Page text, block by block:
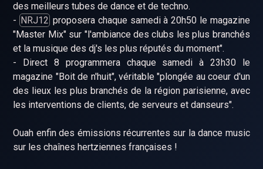
des meilleurs tubes de dance et de techno.
- NRJ12 proposera chaque samedi à 20h50 le magazine
"Master Mix" sur "l'ambiance des clubs les plus branchés
et la musique des dj's les plus réputés du moment".
- Direct 8 programmera chaque samedi à 23h30 le
magazine "Boit de n'huit", véritable "plongée au coeur d'un
des lieux les plus branchés de la région parisienne, avec
les interventions de clients, de serveurs et danseurs".
Ouah enfin des émissions récurrentes sur la dance music
sur les chaînes hertziennes françaises !